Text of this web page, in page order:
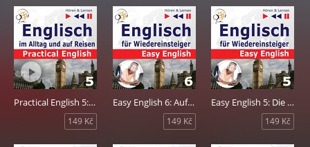
Practical English 5: Im Urlaub
149 Kč
Easy English 6: Auf Reisen
149 Kč
Easy English 5: Die Welt ums uns herum
149 Kč